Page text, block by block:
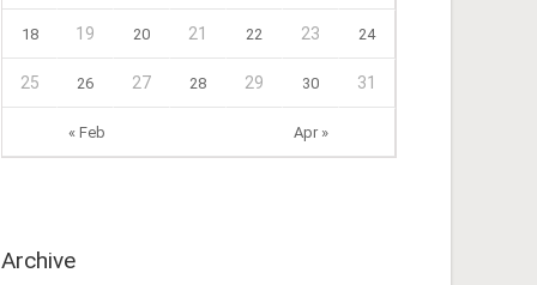
« Feb Apr »
18 19 20 21 22 23 24
25 26 27 28 29 30 31
Archive